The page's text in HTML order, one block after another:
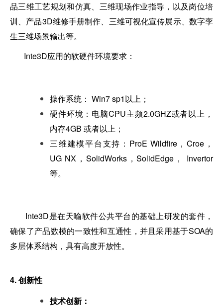
品三维工艺规划和仿真、三维现场作业指导，以及岗位培
训、产品3D维修手册制作、三维可视化宣传展示、数字孪
生三维场景输出等。
Inte3D应用的软硬件环境要求：
操作系统： Win7 sp1以上；
硬件环境：电脑CPU主频2.0GHZ或者以上，
内存4GB 或者以上；
三维建模平台支持：ProE Wildfire，Croe，
UG NX，SolidWorks，SolidEdge， Invertor
等。
Inte3D是在天喻软件公共平台的基础上研发的套件，
确保了产品数模的一致性和互通性，并且采用基于SOA的
多层体系结构，具有高度开放性。
4. 创新性
技术创新：